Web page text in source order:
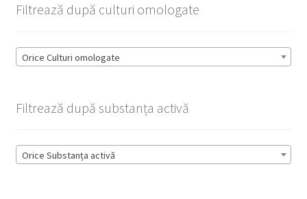
Filtrează după culturi omologate
Orice Culturi omologate
Filtrează după substanța activă
Orice Substanța activă